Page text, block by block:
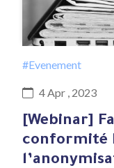
#Evenement
4 Apr , 2023
[Webinar]
conformité